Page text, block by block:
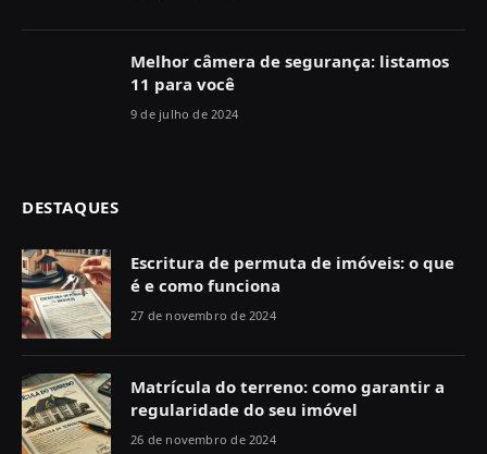
Melhor câmera de segurança: listamos
11 para você
9 de julho de 2024
DESTAQUES
Escritura de permuta de imóveis: o que
é e como funciona
27 de novembro de 2024
Matrícula do terreno: como garantir a
regularidade do seu imóvel
26 de novembro de 2024